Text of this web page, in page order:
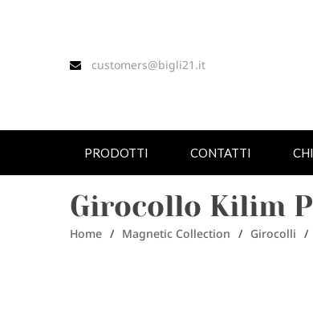
customers@bigli21.it
PRODOTTI CONTATTI
Girocollo Kilim
Home / Magnetic Collection / Girocolli /